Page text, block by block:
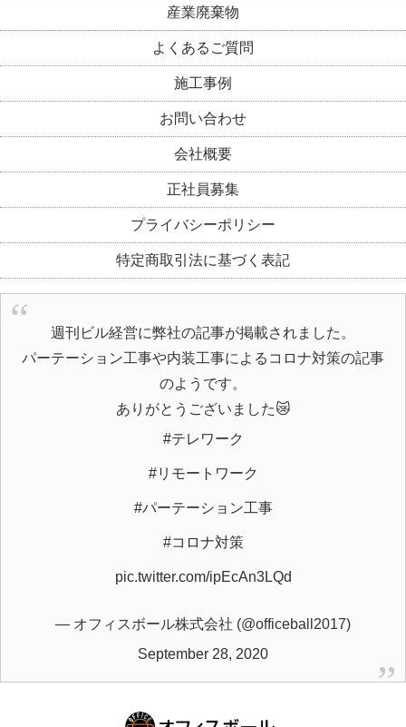
産業廃棄物
よくあるご質問
施工事例
お問い合わせ
会社概要
正社員募集
プライバシーポリシー
特定商取引法に基づく表記
週刊ビル経営に弊社の記事が掲載されました。
パーテーション工事や内装工事によるコロナ対策の記事
のようです。
ありがとうございました😿
#テレワーク
#リモートワーク
#パーテーション工事
#コロナ対策
pic.twitter.com/ipEcAn3LQd
— オフィスボール株式会社 (@officeball2017)
September 28, 2020